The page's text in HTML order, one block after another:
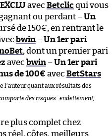
avec Betclicqui vous
ou perdant –Un
de 150€, en rentrant le
bwin –Un 1er pari
, dont un premier pari
avec bwin –Un 1er pari
de 100€ avec BetStars
l’auteur quant aux résultats des
des risques : endettement,
plus complet chez
réel, côtes, meilleurs